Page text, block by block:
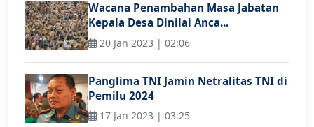
Wacana Penambahan Masa Jabatan
Kepala Desa Dinilai Anca...
20 Jan 2023 | 02:06
Panglima TNI Jamin Netralitas TNI di
Pemilu 2024
17 Jan 2023 | 03:25